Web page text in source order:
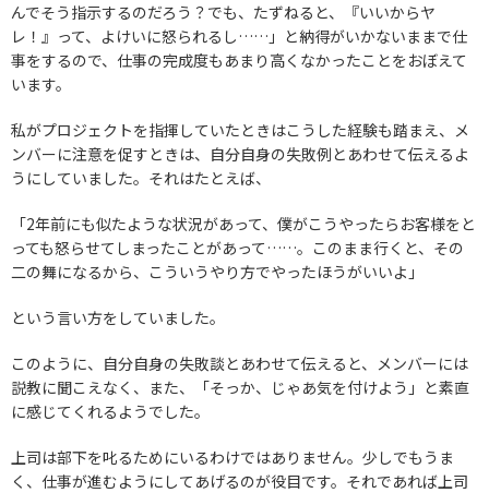
んでそう指示するのだろう？でも、たずねると、『いいからヤ
レ！』って、よけいに怒られるし……」と納得がいかないままで仕
事をするので、仕事の完成度もあまり高くなかったことをおぼえて
います。
私がプロジェクトを指揮していたときはこうした経験も踏まえ、メ
ンバーに注意を促すときは、自分自身の失敗例とあわせて伝えるよ
うにしていました。それはたとえば、
「2年前にも似たような状況があって、僕がこうやったらお客様をと
っても怒らせてしまったことがあって……。このまま行くと、その
二の舞になるから、こういうやり方でやったほうがいいよ」
という言い方をしていました。
このように、自分自身の失敗談とあわせて伝えると、メンバーには
説教に聞こえなく、また、「そっか、じゃあ気を付けよう」と素直
に感じてくれるようでした。
上司は部下を叱るためにいるわけではありません。少しでもうま
く、仕事が進むようにしてあげるのが役目です。それであれば上司